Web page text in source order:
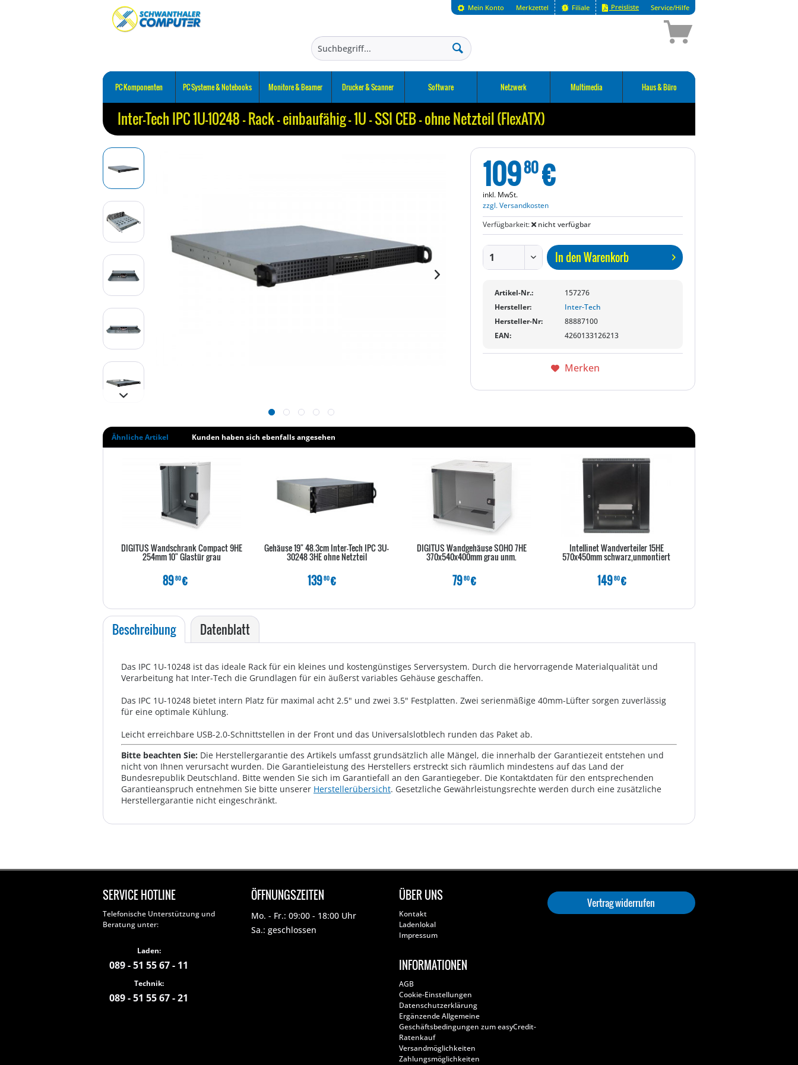
Mein Konto Merkzettel Filiale Preisliste Service/Hilfe
PC Komponenten PC Systeme & Notebooks Monitore & Beamer Drucker & Scanner Software Netzwerk Multimedia Haus & Büro
Inter-Tech IPC 1U-10248 - Rack - einbaufähig - 1U - SSI CEB - ohne Netzteil (FlexATX)
10980€
inkl. MwSt.
zzgl. Versandkosten
Verfügbarkeit:
nicht verfügbar
In denWarenkorb
Artikel-Nr.:
157276
Hersteller:
Inter-Tech
Hersteller-Nr:
88887100
EAN:
4260133126213
Merken
Ähnliche Artikel Kunden haben sich ebenfalls angesehen
DIGITUS Wandschrank Compact 9HE
254mm 10" Glastür grau
8980€
Gehäuse 19" 48.3cm Inter-Tech IPC 3U-
30248 3HE ohne Netzteil
13980€
DIGITUS Wandgehäuse SOHO 7HE
370x540x400mm grau unm.
7980€
Intellinet Wandverteiler 15HE
570x450mm schwarz,unmontiert
14980€
Beschreibung Datenblatt
Das IPC 1U-10248 ist das ideale Rack für ein kleines und kostengünstiges Serversystem. Durch die hervorragende Materialqualität und
Verarbeitung hat Inter-Tech die Grundlagen für ein äußerst variables Gehäuse geschaffen.
Das IPC 1U-10248 bietet intern Platz für maximal acht 2.5" und zwei 3.5" Festplatten. Zwei serienmäßige 40mm-Lüfter sorgen zuverlässig
für eine optimale Kühlung.
Leicht erreichbare USB-2.0-Schnittstellen in der Front und das Universalslotblech runden das Paket ab.
Bitte beachten Sie: Die Herstellergarantie des Artikels umfasst grundsätzlich alle Mängel, die innerhalb der Garantiezeit entstehen und
nicht von Ihnen verursacht wurden. Die Garantieleistung des Herstellers erstreckt sich räumlich mindestens auf das Land der
Bundesrepublik Deutschland. Bitte wenden Sie sich im Garantiefall an den Garantiegeber. Die Kontaktdaten für den entsprechenden
Garantieanspruch entnehmen Sie bitte unserer Herstellerübersicht. Gesetzliche Gewährleistungsrechte werden durch eine zusätzliche
Herstellergarantie nicht eingeschränkt.
SERVICE HOTLINE
Telefonische Unterstützung und
Beratung unter:
Laden:
089 - 51 55 67 - 11
Technik:
089 - 51 55 67 - 21
ÖFFNUNGSZEITEN
Mo. - Fr.: 09:00 - 18:00 Uhr
Sa.: geschlossen
ÜBER UNS
Kontakt
Ladenlokal
Impressum
INFORMATIONEN
AGB
Cookie-Einstellungen
Datenschutzerklärung
Ergänzende Allgemeine
Geschäftsbedingungen zum easyCredit-
Ratenkauf
Versandmöglichkeiten
Zahlungsmöglichkeiten
Vertrag widerrufen